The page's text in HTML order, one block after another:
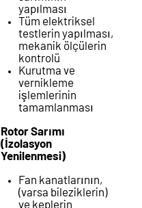
yapılması
Tüm elektriksel
testlerin yapılması,
mekanik ölçülerin
kontrolü
Kurutma ve
vernikleme
işlemlerinin
tamamlanması
Rotor Sarımı
(İzolasyon
Yenilenmesi)
Fan kanatlarının,
(varsa bileziklerin)
ve keplerin